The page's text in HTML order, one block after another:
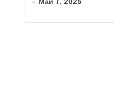
Май 7, 2025